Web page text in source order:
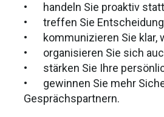
•
handeln Sie proaktiv
•
treffen Sie
•
kommunizieren Sie
•
organisieren Sie sich
•
stärken Sie Ihre
•
gewinnen Sie mehr
Gesprächspartnern.